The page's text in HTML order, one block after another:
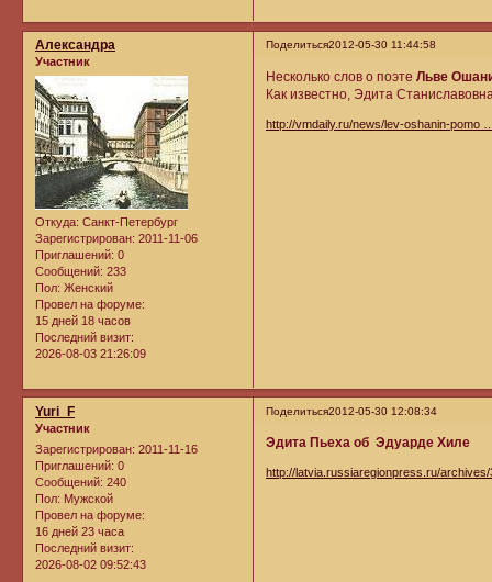
Поделиться2012-05-30 11:44:58
Александра
Участник
Откуда: Санкт-Петербург
Зарегистрирован: 2011-11-06
Приглашений: 0
Сообщений: 233
Пол: Женский
Провел на форуме:
15 дней 18 часов
Последний визит:
2026-08-03 21:26:09
Несколько слов о поэтеЛьве
Как известно, Эдита
http://vmdaily.ru/news/lev-oshanin-pomo
Поделиться2012-05-30 12:08:34
Yuri_F
Участник
Зарегистрирован: 2011-11-16
Приглашений: 0
Сообщений: 240
Пол: Мужской
Провел на форуме:
16 дней 23 часа
Последний визит:
2026-08-02 09:52:43
Эдита Пьеха об Эдуарде Хиле
http://latvia.russiaregionpress.ru/archives/